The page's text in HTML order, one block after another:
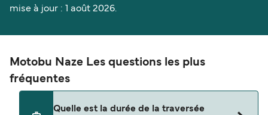
mise à jour : 1 août 2026.
Motobu Naze Les questions les plus
fréquentes
Quelle est la durée de la traversée